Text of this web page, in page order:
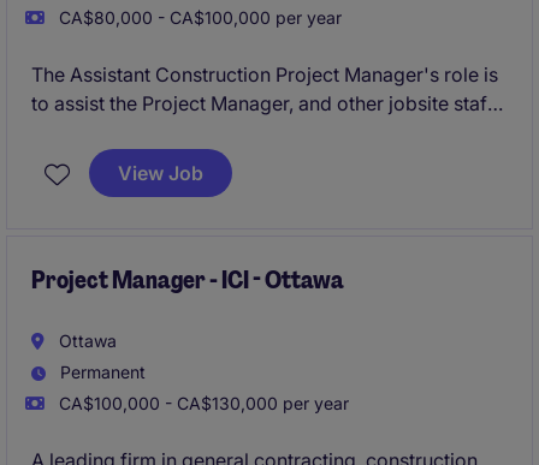
CA$80,000 - CA$100,000 per year
The Assistant Construction Project Manager's role is
to assist the Project Manager, and other jobsite staff
and commercial new build & renovation/addition
projects up to $20MM+ in value.
View Job
Project Manager - ICI - Ottawa
Ottawa
Permanent
CA$100,000 - CA$130,000 per year
A leading firm in general contracting, construction